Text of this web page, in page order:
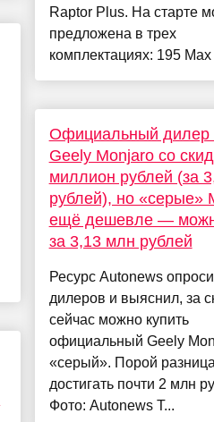
Raptor Plus. На старте
предложена в трех
комплектациях: 195 Max
Официальный дилер
Geely Monjaro со
миллион рублей (за
рублей), но «серые»
ещё дешевле —
за 3,13 млн рублей
Ресурс Autonews
дилеров и выяснил, за
сейчас можно купить
официальный Geely
«серый». Порой
достигать почти 2 млн
Фото: Autonews Т...